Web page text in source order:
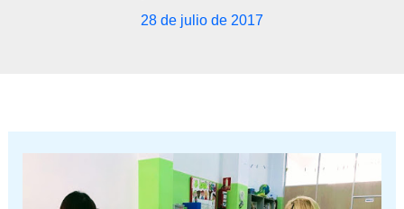
28 de julio de 2017